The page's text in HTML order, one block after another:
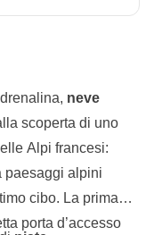
neve
scoperta di uno
Alpi francesi:
paesaggi alpini
cibo. La prima
porta d’accesso